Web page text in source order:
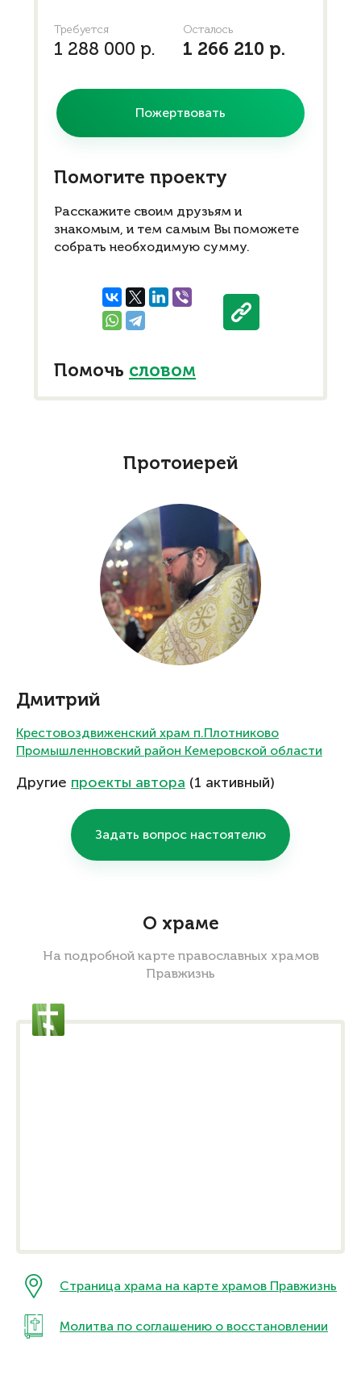
Требуется
1 288 000 р.
Осталось
1 266 210 р.
Пожертвовать
Помогите проекту
Расскажите своим друзьям и
знакомым, и тем самым Вы поможете
собрать необходимую сумму.
Помочь словом
Протоиерей
Дмитрий
Крестовоздвиженский храм п.Плотниково
Промышленновский район Кемеровской области
Другие проекты автора (1 активный)
Задать вопрос настоятелю
О храме
На подробной карте православных храмов
Правжизнь
Страница храма на карте храмов Правжизнь
Молитва по соглашению о восстановлении